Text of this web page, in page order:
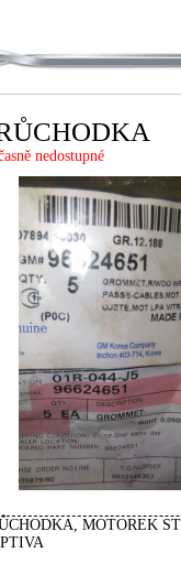
nedostupné
MOTOREK